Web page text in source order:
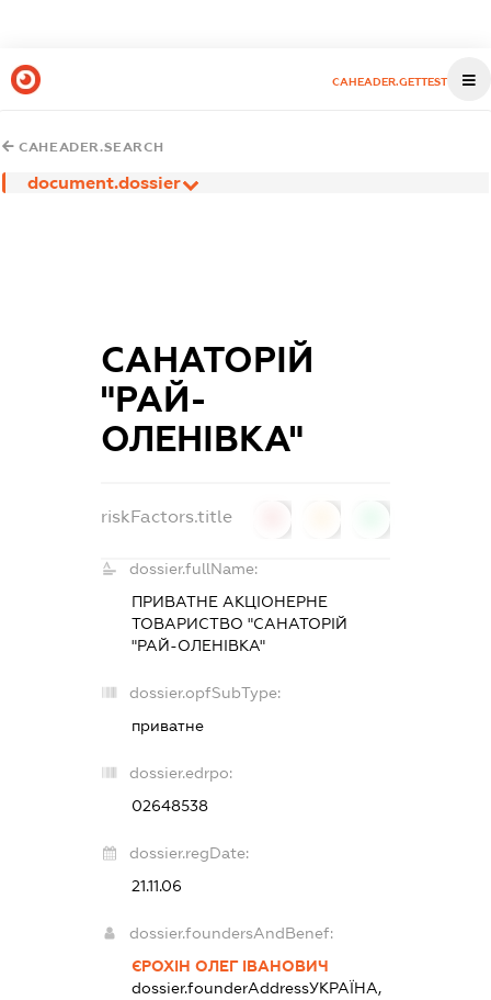
CAHEADER.GETTEST
CAHEADER.SEARCH
document.dossier
САНАТОРІЙ
"РАЙ-
ОЛЕНІВКА"
riskFactors.title
dossier.fullName:
ПРИВАТНЕ АКЦІОНЕРНЕ
ТОВАРИСТВО "САНАТОРІЙ
"РАЙ-ОЛЕНІВКА"
dossier.opfSubType:
приватне
dossier.edrpo:
02648538
dossier.regDate:
21.11.06
dossier.foundersAndBenef:
ЄРОХІН ОЛЕГ ІВАНОВИЧ
dossier.founderAddressУКРАЇНА,